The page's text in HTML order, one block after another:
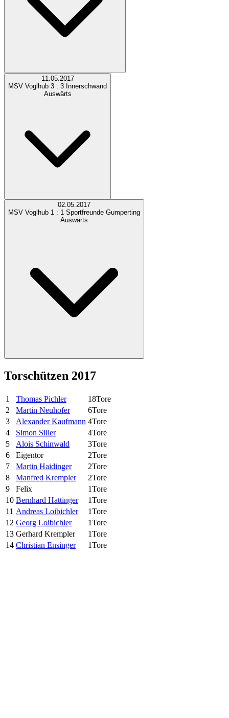
11.05.2017
MSV Voglhub 3 : 3 Innerschwand
Auswärts
02.05.2017
MSV Voglhub 1 : 1 Sportfreunde Gumperting
Auswärts
Torschützen 2017
1 Thomas Pichler 18Tore
2
Martin Neuhofer 6Tore
3
Alexander Kaufmann 4Tore
4
Simon Siller 4Tore
5
Alois Schinwald 3Tore
6
Eigentor 2Tore
7
Martin Haidinger 2Tore
8
Manfred Krempler 2Tore
9
Felix 1Tore
10 Bernhard Hattinger 1Tore
11 Andreas Loibichler 1Tore
12 Georg Loibichler 1Tore
13 Gerhard Krempler 1Tore
14 Christian Ensinger 1Tore